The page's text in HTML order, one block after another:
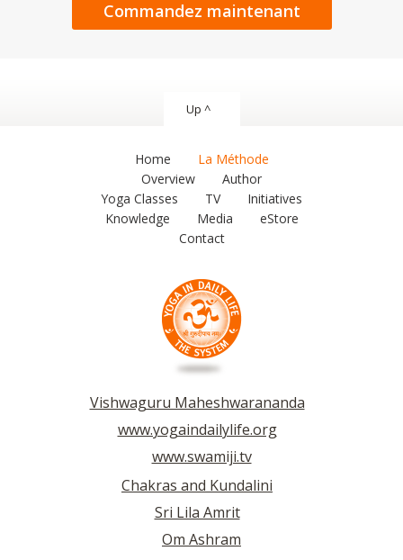
Commandez maintenant
Up ^
Home
La Méthode
Overview
Author
Yoga Classes
TV
Initiatives
Knowledge
Media
eStore
Contact
Vishwaguru Maheshwarananda
www.yogaindailylife.org
www.swamiji.tv
Chakras and Kundalini
Sri Lila Amrit
Om Ashram